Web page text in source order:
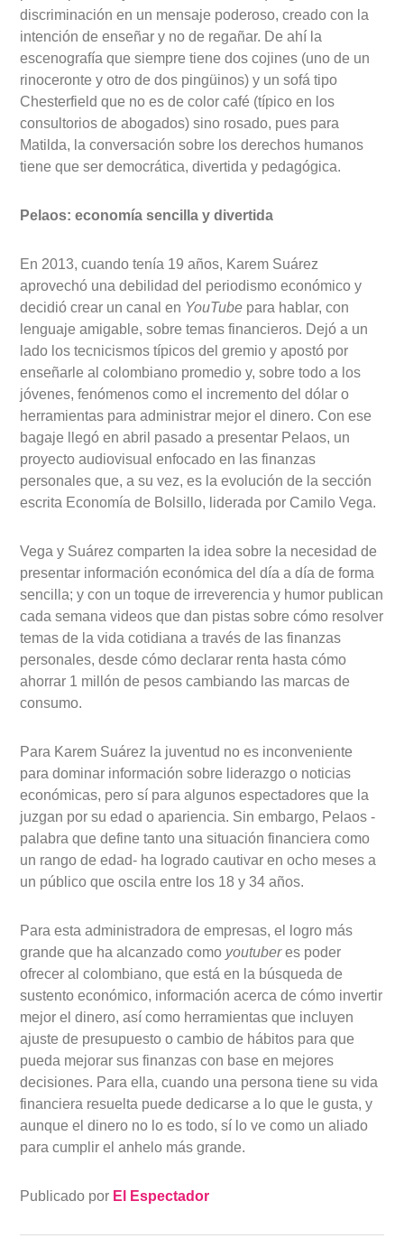
discriminación en un mensaje poderoso, creado con la
intención de enseñar y no de regañar. De ahí la
escenografía que siempre tiene dos cojines (uno de un
rinoceronte y otro de dos pingüinos) y un sofá tipo
Chesterfield que no es de color café (típico en los
consultorios de abogados) sino rosado, pues para
Matilda, la conversación sobre los derechos humanos
tiene que ser democrática, divertida y pedagógica.
Pelaos: economía sencilla y divertida
En 2013, cuando tenía 19 años, Karem Suárez
aprovechó una debilidad del periodismo económico y
decidió crear un canal en YouTube para hablar, con
lenguaje amigable, sobre temas financieros. Dejó a un
lado los tecnicismos típicos del gremio y apostó por
enseñarle al colombiano promedio y, sobre todo a los
jóvenes, fenómenos como el incremento del dólar o
herramientas para administrar mejor el dinero. Con ese
bagaje llegó en abril pasado a presentar Pelaos, un
proyecto audiovisual enfocado en las finanzas
personales que, a su vez, es la evolución de la sección
escrita Economía de Bolsillo, liderada por Camilo Vega.
Vega y Suárez comparten la idea sobre la necesidad de
presentar información económica del día a día de forma
sencilla; y con un toque de irreverencia y humor publican
cada semana videos que dan pistas sobre cómo resolver
temas de la vida cotidiana a través de las finanzas
personales, desde cómo declarar renta hasta cómo
ahorrar 1 millón de pesos cambiando las marcas de
consumo.
Para Karem Suárez la juventud no es inconveniente
para dominar información sobre liderazgo o noticias
económicas, pero sí para algunos espectadores que la
juzgan por su edad o apariencia. Sin embargo, Pelaos -
palabra que define tanto una situación financiera como
un rango de edad- ha logrado cautivar en ocho meses a
un público que oscila entre los 18 y 34 años.
Para esta administradora de empresas, el logro más
grande que ha alcanzado como youtuberes poder
ofrecer al colombiano, que está en la búsqueda de
sustento económico, información acerca de cómo invertir
mejor el dinero, así como herramientas que incluyen
ajuste de presupuesto o cambio de hábitos para que
pueda mejorar sus finanzas con base en mejores
decisiones. Para ella, cuando una persona tiene su vida
financiera resuelta puede dedicarse a lo que le gusta, y
aunque el dinero no lo es todo, sí lo ve como un aliado
para cumplir el anhelo más grande.
Publicado por El Espectador